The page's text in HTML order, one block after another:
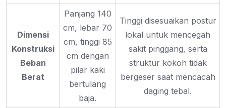
Dimensi
Konstruksi
Beban
Berat
Panjang 140
cm, lebar 70
cm, tinggi 85
cm dengan
pilar kaki
bertulang
baja.
Tinggi disesuaikan postur
lokal untuk mencegah
sakit pinggang, serta
struktur kokoh tidak
bergeser saat mencacah
daging tebal.